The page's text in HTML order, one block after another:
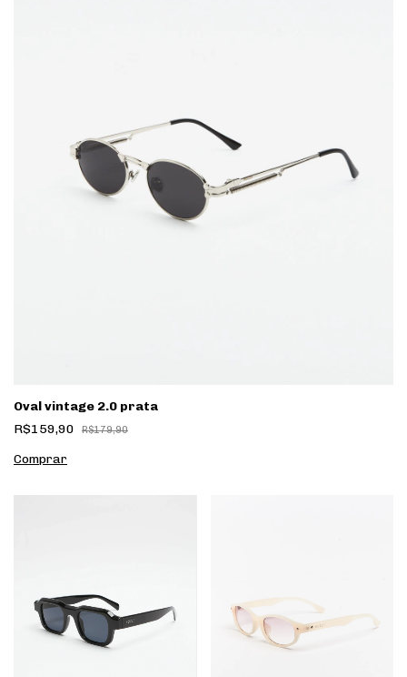
Oval vintage 2.0 prata
R$159,90
R$179,90